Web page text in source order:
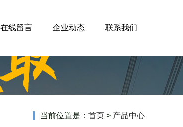
在线留言 企业动态 联系我们
当前位置是： 首页 > 产品中心